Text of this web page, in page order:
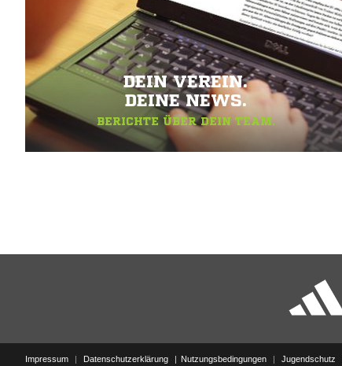
DEIN VEREIN.
DEINE NEWS.
BERICHTE ÜBER DEIN TEAM.
Impressum | Datenschutzerklärung Nutzungsbedingungen | Jugendschutz